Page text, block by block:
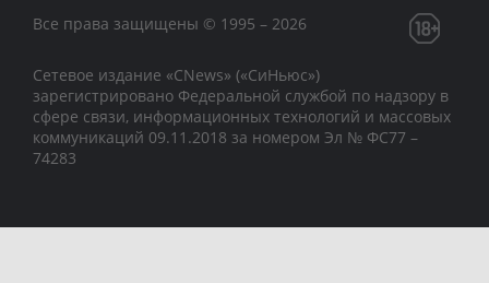
Все права защищены © 1995 – 2026
Сетевое издание «CNews» («СиНьюс»)
зарегистрировано Федеральной службой по надзору в
сфере связи, информационных технологий и массовых
коммуникаций 09.11.2018 за номером Эл № ФС77 –
74283